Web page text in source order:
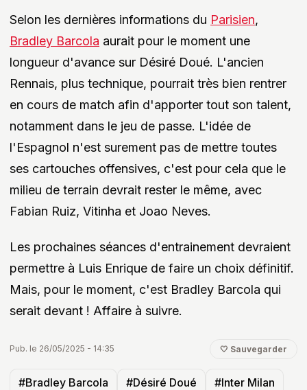
Selon les dernières informations du Parisien,
Bradley Barcola aurait pour le moment une
longueur d'avance sur Désiré Doué. L'ancien
Rennais, plus technique, pourrait très bien rentrer
en cours de match afin d'apporter tout son talent,
notamment dans le jeu de passe. L'idée de
l'Espagnol n'est surement pas de mettre toutes
ses cartouches offensives, c'est pour cela que le
milieu de terrain devrait rester le même, avec
Fabian Ruiz, Vitinha et Joao Neves.
Les prochaines séances d'entrainement devraient
permettre à Luis Enrique de faire un choix définitif.
Mais, pour le moment, c'est Bradley Barcola qui
serait devant ! Affaire à suivre.
Pub. le 26/05/2025 - 14:35 🤍 Sauvegarder
#Bradley Barcola #Désiré Doué #Inter Milan